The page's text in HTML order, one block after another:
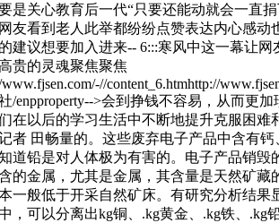
是关心教育后一代“只要还能动就会一直
友看到老人此举都纷纷点赞表达内心感动
建议想要加入进来-- 6:::寒风中这一幕让
贵的灵魂聚焦聚焦
content_6.htmhttp://
/enpproperty-->会到挣钱不容易，从而更
在以后的学习生活中不断地提升克服困难
者 田畅量的。这些废弃电子产品中含有
道铅是对人体极为有害的。电子产品销毁
的金属，尤其是金属，其含量是天然矿藏
一般低于开采自然矿床。有研究分析结果
，可以分离出kg铜、.kg黄金、.kg铁、.kg